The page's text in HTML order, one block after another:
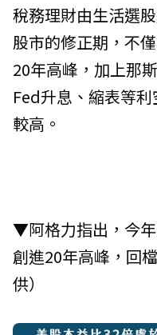
稅務理財由生活選
股市的修正期，不
20年高峰，加上那
Fed升息、縮表等
較高。
▼阿格力指出，今
創進20年高峰，回
供）